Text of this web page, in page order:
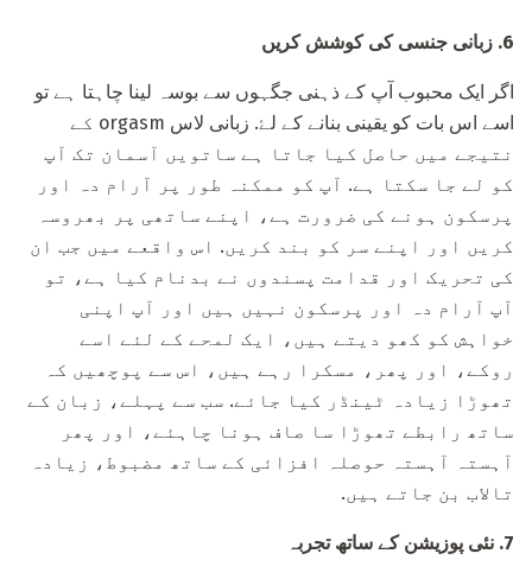
6. زبانی جنسی کی کوشش کریں
اگر ایک محبوب آپ کے ذہنی جگہوں سے بوسہ لینا چاہتا ہے تو
اسے اس بات کو یقینی بنانے کے لۓ. زبانی لاس orgasm کے
نتیجے میں حاصل کیا جاتا ہے ساتویں آسمان تک آپ
کو لے جا سکتا ہے. آپ کو ممکنہ طور پر آرام دہ اور
پرسکون ہونے کی ضرورت ہے، اپنے ساتھی پر بھروسہ
کریں اور اپنے سر کو بند کریں. اس واقعے میں جب ان
کی تحریک اور قدامت پسندوں نے بدنام کیا ہے، تو
آپ آرام دہ اور پرسکون نہیں ہیں اور آپ اپنی
خواہش کو کھو دیتے ہیں، ایک لمحے کے لئے اسے
روکے، اور پھر، مسکرا رہے ہیں، اس سے پوچھیں کہ
تھوڑا زیادہ ٹینڈر کیا جائے. سب سے پہلے، زبان کے
ساتھ رابطے تھوڑا سا صاف ہونا چاہئے، اور پھر
آہستہ آہستہ حوصلہ افزائی کے ساتھ مضبوط، زیادہ
تالاب بن جاتے ہیں.
7. نئی پوزیشن کے ساتھ تجربہ